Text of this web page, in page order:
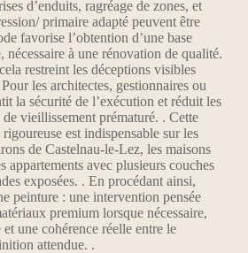
d’enduits, ragréage de zones, et
primaire adapté peuvent être
favorise l’obtention d’une base
nécessaire à une rénovation de qualité.
restreint les déceptions visibles
les architectes, gestionnaires ou
la sécurité de l’exécution et réduit les
vieillissement prématuré. . Cette
est indispensable sur les
de Castelnau-le-Lez, les maisons
appartements avec plusieurs couches
exposées. . En procédant ainsi,
peinture : une intervention pensée
premium lorsque nécessaire,
une cohérence réelle entre le
attendue. .